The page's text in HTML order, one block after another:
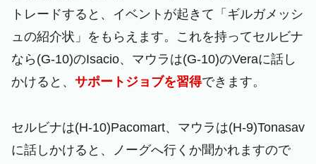
トレードすると、イベントが起きて「ギルガメッシ
ュの紹介状」をもらえます。これを持ってセルビナ
なら(G-10)のIsacio、マウラは(G-10)のVeraに話し
かけると、 サポートジョブを習得できます。
セルビナは(H-10)Pacomart、マウラは(H-9)Tonasav
に話しかけると、ノーグへ行くか聞かれますので